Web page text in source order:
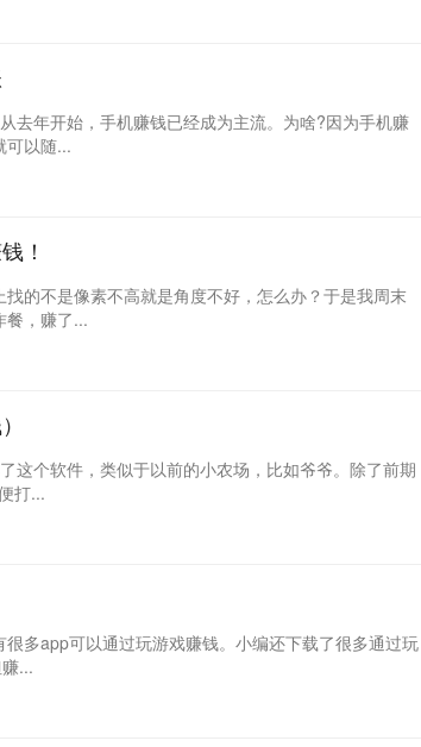
去年开始，手机赚钱已经成为主流。为啥?因为手机赚
可以随...
！
的不是像素不高就是角度不好，怎么办？于是我周末
餐，赚了...
这个软件，类似于以前的小农场，比如爷爷。除了前期
打...
多app可以通过玩游戏赚钱。小编还下载了很多通过玩
...